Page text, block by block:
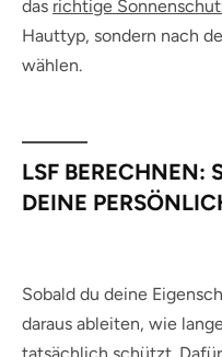
das richtige
Hauttyp, sondern nach
wählen.
LSF BERECHNEN:
DEINE
Sobald du deine
daraus ableiten, wie
tatsächlich schützt.